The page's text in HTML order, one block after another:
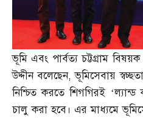
ভূমি এবং পার্বত্য চট্টগ্রাম বিষয়ক
উদ্দীন বলেছেন,ভূমিসেবায় স্বচ্ছতা
নিশ্চিত করতে শিগগিরই ‘ল্যান্ড
চালু করা হবে। এর মাধ্যমে